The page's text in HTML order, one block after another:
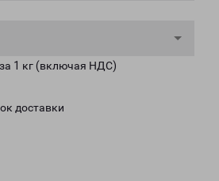
1 кг (включая НДС)
доставки